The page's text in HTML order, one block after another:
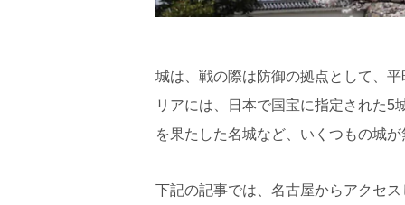
城は、戦の際は防御の拠点として、
リアには、日本で国宝に指定された
を果たした名城など、いくつもの城
下記の記事では、名古屋からアクセ